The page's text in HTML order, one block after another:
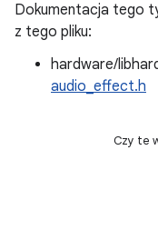
Dokumentacja tego
z tego pliku:
hardware/
audio_effect.h
Czy te